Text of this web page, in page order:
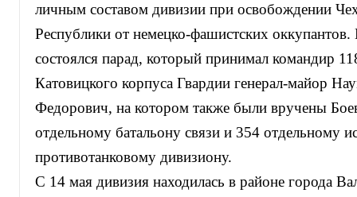
личным составом дивизии при освобождении
Республики от немецко-фашистских
состоялся парад, который принимал командир
Катовицкого корпуса Гвардии генерал-майор
Федорович, на котором также были вручены
отдельному батальону связи и 354 отдельному
противотанковому дивизиону.
С 14 мая дивизия находилась в районе города